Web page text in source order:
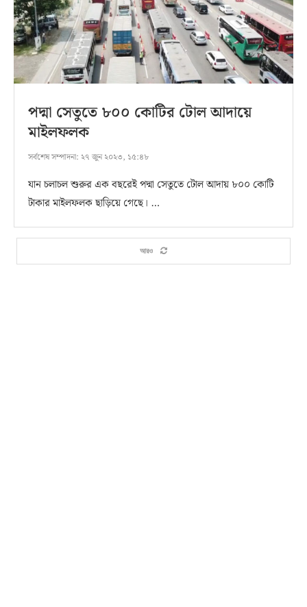
পদ্মা সেতুতে ৮০০ কোটির টোল আদায়ে
মাইলফলক
সর্বশেষ সম্পাদনা: ২৭ জুন ২০২৩, ১৫:৪৮
যান চলাচল শুরুর এক বছরেই পদ্মা সেতুতে টোল আদায় ৮০০ কোটি
টাকার মাইলফলক ছাড়িয়ে গেছে। …
আরও